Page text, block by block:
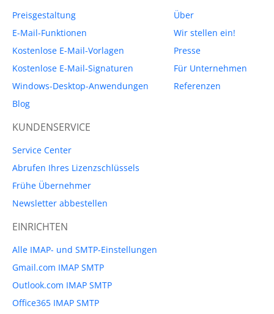
Preisgestaltung
E-Mail-Funktionen
Kostenlose E-Mail-Vorlagen
Kostenlose E-Mail-Signaturen
Windows-Desktop-Anwendungen
Blog
Über
Wir stellen ein!
Presse
Für Unternehmen
Referenzen
KUNDENSERVICE
Service Center
Abrufen Ihres Lizenzschlüssels
Frühe Übernehmer
Newsletter abbestellen
EINRICHTEN
Alle IMAP- und SMTP-Einstellungen
Gmail.com IMAP SMTP
Outlook.com IMAP SMTP
Office365 IMAP SMTP